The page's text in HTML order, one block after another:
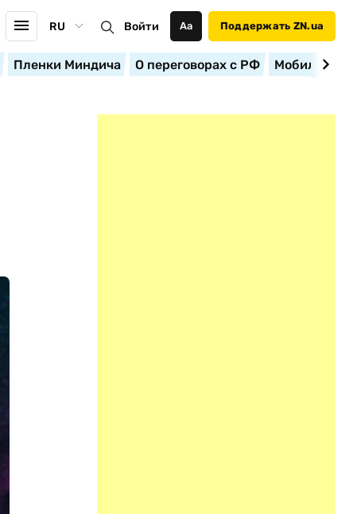
RU Войти Аа Поддержать ZN.ua
Пленки Миндича О переговорах с РФ